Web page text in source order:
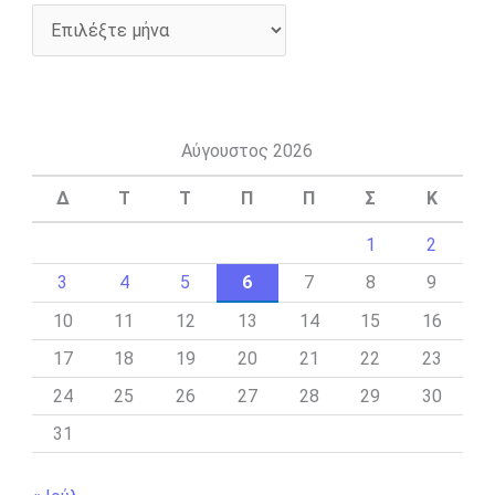
Αύγουστος 2026
Δ Τ Τ Π Π Σ Κ
1
2
3
4 5 6 7 8
9
10
11 12 13 14 15
16
17
18 19 20 21 22
23
24
25 26 27 28 29
30
31